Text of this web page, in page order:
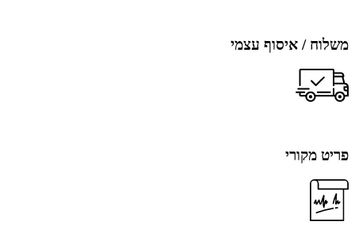
משלוח / איסוף עצמי
פריט מקורי